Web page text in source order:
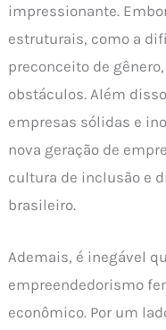
impressionante.
estruturais, como a
preconceito de
obstáculos. Além
empresas sólidas e
nova geração de
cultura de inclusão e
brasileiro.
Ademais, é inegável
empreendedorismo
econômico. Por um